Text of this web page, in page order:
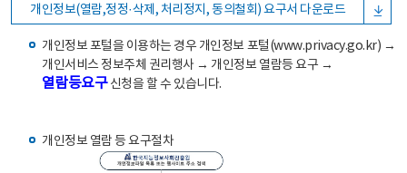
개인정보(열람,정정·삭제, 처리정지, 동의철회) 요구서 다운로드
개인정보 포털을 이용하는 경우 개인정보 포털(www.privacy.go.kr) →
개인서비스 정보주체 권리행사 → 개인정보 열람등 요구 →
열람등요구신청을 할 수 있습니다.
개인정보 열람 등 요구절차